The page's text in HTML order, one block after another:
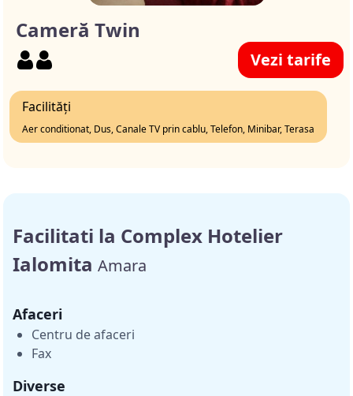
Cameră Twin
Vezi tarife
Facilități
Aer conditionat, Dus, Canale TV prin cablu, Telefon, Minibar, Terasa
Facilitati la Complex Hotelier
Ialomita Amara
Afaceri
Centru de afaceri
Fax
Diverse